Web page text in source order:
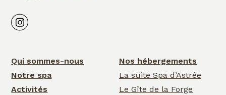
Qui sommes-nous
Notre spa
Activités
Nos hébergements
La suite Spa d’Astrée
Le Gîte de la Forge